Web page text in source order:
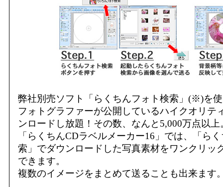
弊社別売ソフト「らくちんフォト検索」(※)を
フォトグラファーが公開しているハイクオリテ
ンロードし放題！その数、なんと5,000万点以上
「らくちんCDラベルメーカー16」では、「ら
索」でダウンロードした写真素材をワンクリッ
できます。
複数のイメージをまとめて送ることも出来ます